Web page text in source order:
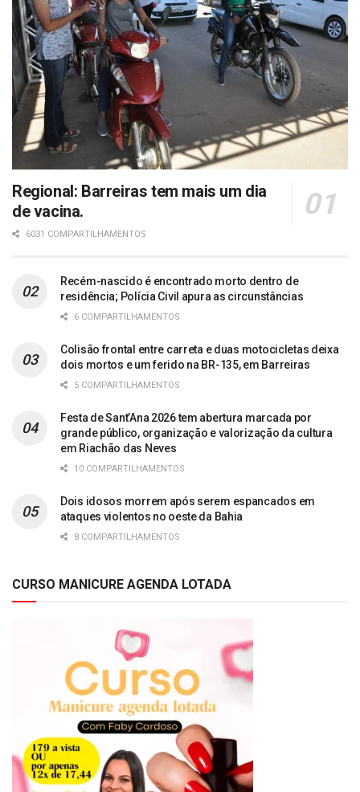
Regional: Barreiras tem mais um dia
de vacina.
6031 COMPARTILHAMENTOS
Recém-nascido é encontrado morto dentro de
residência; Polícia Civil apura as circunstâncias
6 COMPARTILHAMENTOS
Colisão frontal entre carreta e duas motocicletas deixa
dois mortos e um ferido na BR-135, em Barreiras
5 COMPARTILHAMENTOS
Festa de Sant’Ana 2026 tem abertura marcada por
grande público, organização e valorização da cultura
em Riachão das Neves
10 COMPARTILHAMENTOS
Dois idosos morrem após serem espancados em
ataques violentos no oeste da Bahia
8 COMPARTILHAMENTOS
CURSO MANICURE AGENDA LOTADA